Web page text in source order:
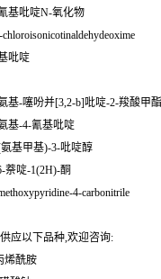
基吡啶N-氧化物
吡啶
基-噻吩并[3,2-b]吡啶-2-羧酸甲酯
基-4-氰基吡啶
氨基甲基)-3-吡啶醇
萘啶-1(2H)-酮
4-carbonitrile
应以下品种,欢迎咨询:
烯酰胺